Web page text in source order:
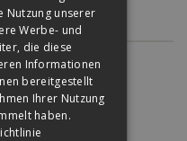
Nutzung unserer
Werbe- und
die diese
Informationen
bereitgestellt
Ihrer Nutzung
haben.